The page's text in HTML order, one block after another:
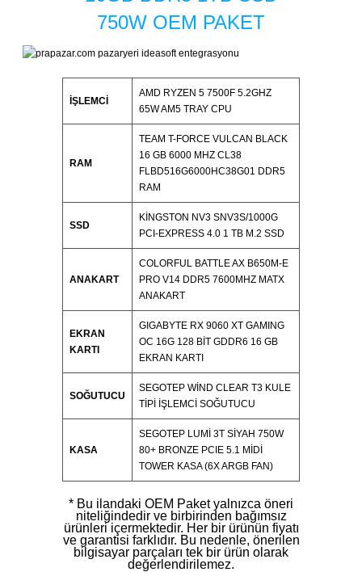
750W OEM PAKET
İŞLEMCİ
AMD RYZEN 5 7500F 5.2GHZ
65W AM5 TRAY CPU
RAM
TEAM T-FORCE VULCAN BLACK
16 GB 6000 MHZ CL38
FLBD516G6000HC38G01 DDR5
RAM
SSD
KINGSTON NV3 SNV3S/1000G
PCI-EXPRESS 4.0 1 TB M.2 SSD
ANAKART
COLORFUL BATTLE AX B650M-E
PRO V14 DDR5 7600MHZ MATX
ANAKART
EKRAN
KARTI
GIGABYTE RX 9060 XT GAMING
OC 16G 128 BIT GDDR6 16 GB
EKRAN KARTI
SOĞUTUCU
SEGOTEP WIND CLEAR T3 KULE
TIPI İŞLEMCI SOĞUTUCU
KASA
SEGOTEP LUMI 3T SIYAH 750W
80+ BRONZE PCIE 5.1 MIDI
TOWER KASA (6X ARGB FAN)
* Bu ilandaki OEM Paket yalnızca öneri
niteliğindedir ve birbirinden bağımsız
ürünleri içermektedir. Her bir ürünün fiyatı
ve garantisi farklıdır. Bu nedenle, önerilen
bilgisayar parçaları tek bir ürün olarak
değerlendirilemez.